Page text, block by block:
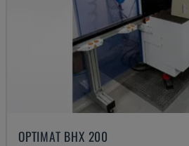
OPTIMAT BHX 200